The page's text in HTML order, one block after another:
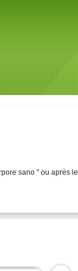
sano " ou après le